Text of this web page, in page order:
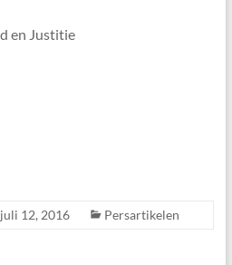
en Justitie
juli 12, 2016 Persartikelen